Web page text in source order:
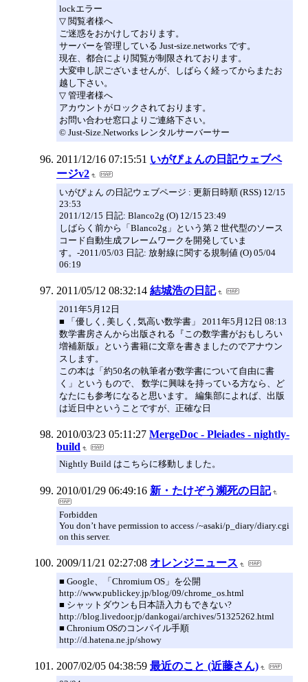
lockエラー
▽ 閲覧者様へ
ご迷惑をおかけしております。
サーバーを管理している Just-size.networks です。
現在、都合により閲覧が制限されております。
大変申し訳ございませんが、しばらく経ってからまたお
越し下さい。
▽ 管理者様へ
アカウントがロックされております。
お問い合わせ窓口よりご連絡下さい。
© Just-Size.Networks レンタルサーバーサー
2011/12/16 07:15:51 いがぴょんの日記ウェブペ
ージv2
いがぴょん の日記ウェブページ : 更新日時順 (RSS) 12/15
23:53
2011/12/15 日記: Blanco2g (O) 12/15 23:49
しばらく前から「Blanco2g」という第 2 世代型のソース
コード自動生成フレームワークを開発していま
す。-2011/05/03 日記: 放射線に関する規制値 (O) 05/04
06:19
2011/05/12 08:32:14 結城浩の日記
2011年5月12日
■ 「優しく, 美しく, 気高い数学書」 2011年5月12日 08:13
数学書房さんから出版される『この数学書がおもしろい
増補新版』という書籍に文章を書きましたのでアナウン
スします。
この本は「約50名の執筆者が数学書について自由に書
く」というもので、 数学に興味を持っている方なら、ど
なたにも参考になると思います。 編集部によれば、出版
は近日中ということですが、正確な日
2010/03/23 05:11:27 MergeDoc - Pleiades - nightly-
build
Nightly Build はこちらに移動しました。
2010/01/29 06:49:16 新・たけぞう瀕死の日記
Forbidden
You don’t have permission to access /~asaki/p_diary/diary.cgi
on this server.
2009/11/21 02:27:08 オレンジニュース
■ Google、「Chromium OS」を公開
http://www.publickey.jp/blog/09/chrome_os.html
■ シャットダウンも日本語入力もできない?
http://blog.livedoor.jp/dankogai/archives/51325262.html
■ Chronium OSのコンパイル手順
http://d.hatena.ne.jp/showy
2007/02/05 04:38:59 最近のこと (近藤さん)